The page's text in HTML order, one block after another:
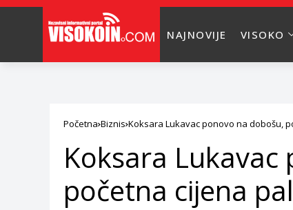
NAJNOVIJE VISOKO
Početna Biznis Koksara Lukavac ponovo na dobošu,
Koksara
početna cijena